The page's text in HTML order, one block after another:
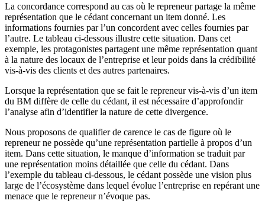
La concordance correspond au cas où le repreneur partage la même
représentation que le cédant concernant un item donné. Les
informations fournies par l’un concordent avec celles fournies par
l’autre. Le tableau ci-dessous illustre cette situation. Dans cet
exemple, les protagonistes partagent une même représentation quant
à la nature des locaux de l’entreprise et leur poids dans la crédibilité
vis-à-vis des clients et des autres partenaires.
Lorsque la représentation que se fait le repreneur vis-à-vis d’un item
du BM diffère de celle du cédant, il est nécessaire d’approfondir
l’analyse afin d’identifier la nature de cette divergence.
Nous proposons de qualifier de carence le cas de figure où le
repreneur ne possède qu’une représentation partielle à propos d’un
item. Dans cette situation, le manque d’information se traduit par
une représentation moins détaillée que celle du cédant. Dans
l’exemple du tableau ci-dessous, le cédant possède une vision plus
large de l’écosystème dans lequel évolue l’entreprise en repérant une
menace que le repreneur n’évoque pas.